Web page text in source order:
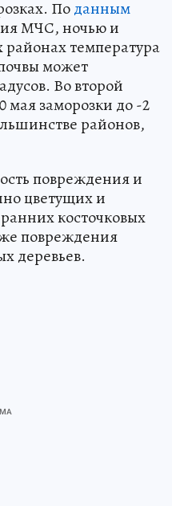
Поданным
МЧС, ночью и
районах температура
может
Во второй
мая заморозки до -2
районов,
повреждения и
цветущих и
косточковых
повреждения
деревьев.